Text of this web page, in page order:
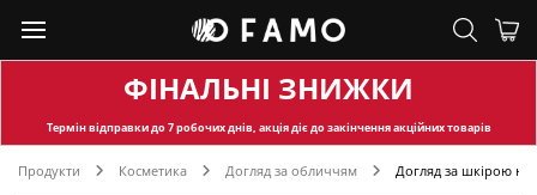
ФІНАЛЬНІ ЗНИЖКИ
Термін відправкидо 7 робочих днів, акція діє до закінчення акційних товарів
Продукти Косметика Догляд за обличчям Догляд за шкірою